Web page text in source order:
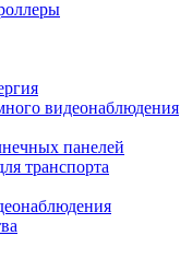
видеонаблюдения
панелей
транспорта